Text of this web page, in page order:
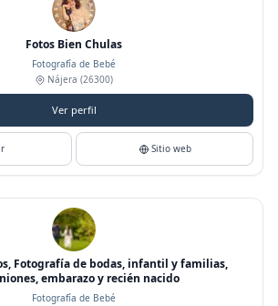
Fotos Bien Chulas
Fotografía de Bebé
Nájera (26300)
Ver perfil
Sitio web
Fotografía de bodas, infantil y familias,
embarazo y recién nacido
Fotografía de Bebé